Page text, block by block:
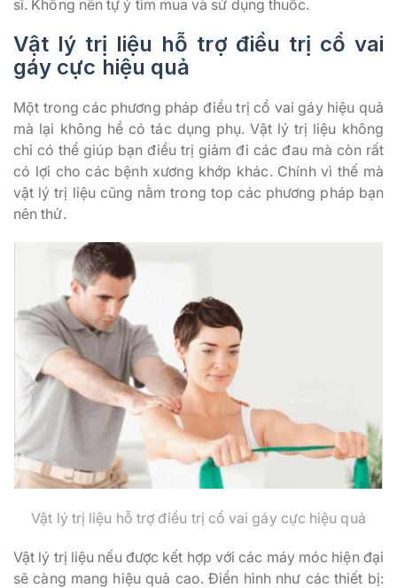
sĩ. Không nên tự ý tìm mua và sử dụng thuốc.
Vật lý trị liệu hỗ trợ điều trị cổ vai
gáy cực hiệu quả
Một trong các phương pháp điều trị cổ vai gáy hiệu quả
mà lại không hề có tác dụng phụ. Vật lý trị liệu không
chỉ có thể giúp bạn điều trị giảm đi các đau mà còn rất
có lợi cho các bệnh xương khớp khác. Chính vì thế mà
vật lý trị liệu cũng nằm trong top các phương pháp bạn
nên thử.
Vật lý trị liệu hỗ trợ điều trị cổ vai gáy cực hiệu quả
Vật lý trị liệu nếu được kết hợp với các máy móc hiện đại
sẽ càng mang hiệu quả cao. Điển hình như các thiết bị: